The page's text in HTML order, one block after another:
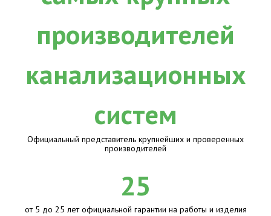
Официальный представитель крупнейших и проверенных
производителей
25
от 5 до 25 лет официальной гарантии на работы и изделия